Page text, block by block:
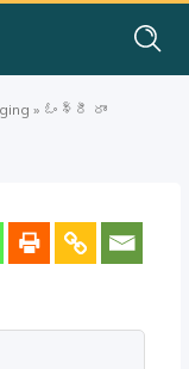
» ఓం శ్రీ రాం